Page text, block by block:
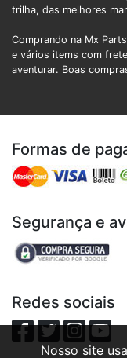
trilha, das melhores
Comprando na Mx
e vários items com
aventurar. Boas
Formas de
Segurança e
Redes sociais
Nosso site